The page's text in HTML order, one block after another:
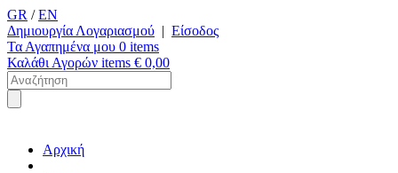
GR /EN
Δημιουργία Λογαριασμού | Είσοδος
Τα Αγαπημένα μου 0 items
Καλάθι Αγορών items € 0,00
Αρχική